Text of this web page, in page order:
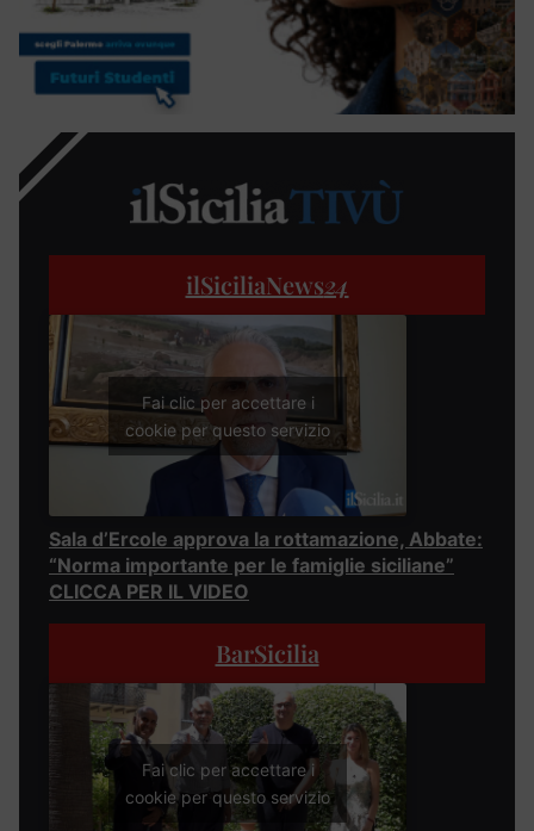
ilSiciliaNews24
Fai clic per accettare i
cookie per questo servizio
Sala d’Ercole approva la rottamazione, Abbate:
“Norma importante per le famiglie siciliane”
CLICCA PER IL VIDEO
BarSicilia
Fai clic per accettare i
cookie per questo servizio